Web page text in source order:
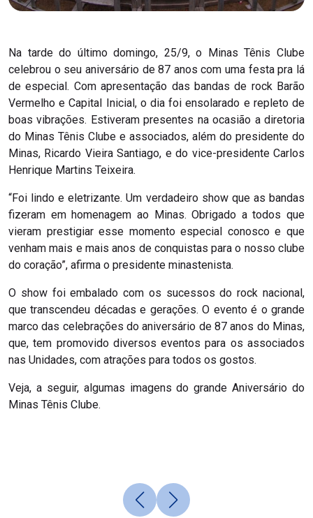
Na tarde do último domingo, 25/9, o Minas Tênis Clube
celebrou o seu aniversário de 87 anos com uma festa pra lá
de especial. Com apresentação das bandas de rock Barão
Vermelho e Capital Inicial, o dia foi ensolarado e repleto de
boas vibrações. Estiveram presentes na ocasião a diretoria
do Minas Tênis Clube e associados, além do presidente do
Minas, Ricardo Vieira Santiago, e do vice-presidente Carlos
Henrique Martins Teixeira.
“Foi lindo e eletrizante. Um verdadeiro show que as bandas
fizeram em homenagem ao Minas. Obrigado a todos que
vieram prestigiar esse momento especial conosco e que
venham mais e mais anos de conquistas para o nosso clube
do coração”, afirma o presidente minastenista.
O show foi embalado com os sucessos do rock nacional,
que transcendeu décadas e gerações. O evento é o grande
marco das celebrações do aniversário de 87 anos do Minas,
que, tem promovido diversos eventos para os associados
nas Unidades, com atrações para todos os gostos.
Veja, a seguir, algumas imagens do grande Aniversário do
Minas Tênis Clube.